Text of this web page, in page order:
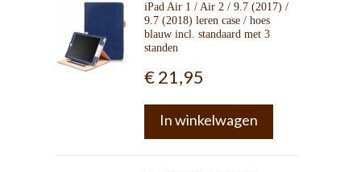
iPad Air 1 / Air 2 / 9.7 (2017) /
9.7 (2018) leren case / hoes
blauw incl. standaard met 3
standen
€ 21,95
In winkelwagen